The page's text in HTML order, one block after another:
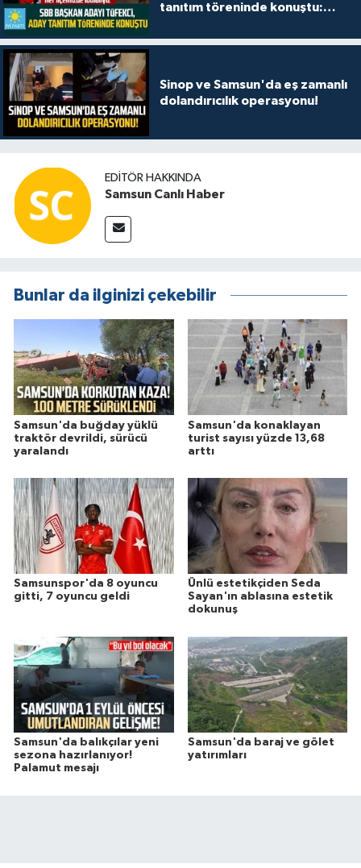
tanıtım töreninde konuştu:
Sinop ve Samsun'da eş zamanlı
dolandırıcılık operasyonu!
EDITÖR HAKKINDA
Samsun Canlı Haber
Bunlar da ilginizi çekebilir
Samsun'da buğday yüklü
traktör devrildi, sürücü
yaralandı
Samsun'da konaklayan
turist sayısı yüzde 13,68
arttı
Samsunspor'da 8 oyuncu
gitti, 7 oyuncu geldi
Ünlü estetikçiden Seda
Sayan'ın ablasına estetik
dokunuş
Samsun'da balıkçılar yeni
sezona hazırlanıyor!
Palamut mesajı
Samsun'da baraj ve gölet
yatırımları